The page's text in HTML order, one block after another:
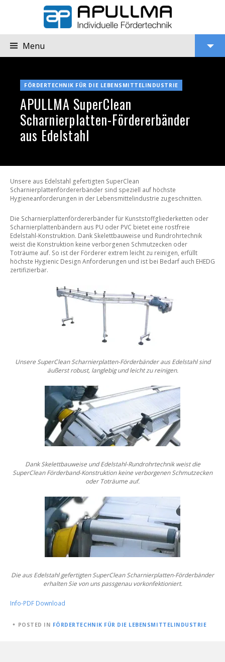
Menu
Scharnierplatten-
Fördererbänder
Edelstahl
FÖRDERTECHNIK FÜR DIE LEBENSMITTELINDUSTRIE
APULLMA SuperClean
Scharnierplatten-Fördererbänder
aus Edelstahl
Unsere aus Edelstahl gefertigten SuperClean
Scharnierplattenfördererbänder sind speziell auf höchste
Hygieneanforderungen in der Lebensmittelindustrie zugeschnitten.
Die Scharnierplattenfördererbänder für Kunststoffgliederketten oder
Scharnierplattenbändern aus PU oder PVC bietet eine rostfreie
Edelstahl-Konstruktion. Dank Skelettbauweise und Rundrohrtechnik
weist die Konstruktion keine verborgenen Schmutzecken oder
Toträume auf. So ist der Förderer extrem leicht zu reinigen, erfüllt
höchste Hygienic Design Anforderungen und ist bei Bedarf auch EHEDG
zertifizierbar.
Unsere SuperClean Scharnierplatten-Förderbänder ausEdelstahl sind
äußerst robust, langlebig undleicht zu reinigen.
Dank Skelettbauweise und Edelstahl-Rundrohrtechnik weistdie
SuperClean Förderband-Konstruktion keine verborgenenSchmutzecken
oder Toträume auf.
Die aus Edelstahl gefertigten SuperCleanScharnierplatten-Förderbänder
erhaltenSie von uns passgenau vorkonfektioniert.
Info-PDF Download
POSTED
POSTED IN FÖRDERTECHNIK FÜR DIE LEBENSMITTELINDUSTRIE